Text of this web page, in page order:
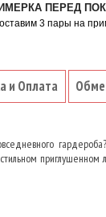
ПЕРЕД
3 пары на
и Оплата